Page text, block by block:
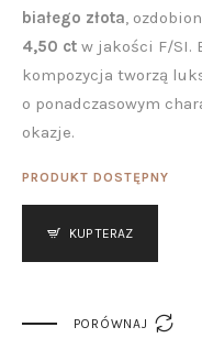
białego złota,
4,50 ct w jakości F/SI.
kompozycja tworzą
o ponadczasowym
okazje.
PRODUKT DOSTĘPNY
KUP TERAZ
PORÓWNAJ 